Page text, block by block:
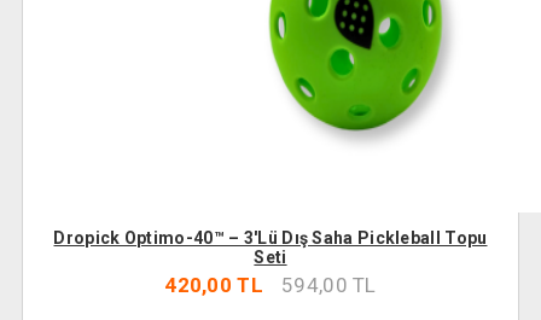
Dropick Optimo-40™ – 3'lü Dış Saha Pickleball Topu
Seti
420,00 TL 594,00 TL